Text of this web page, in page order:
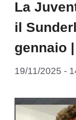
La
il
gennaio
19/11/2025 -